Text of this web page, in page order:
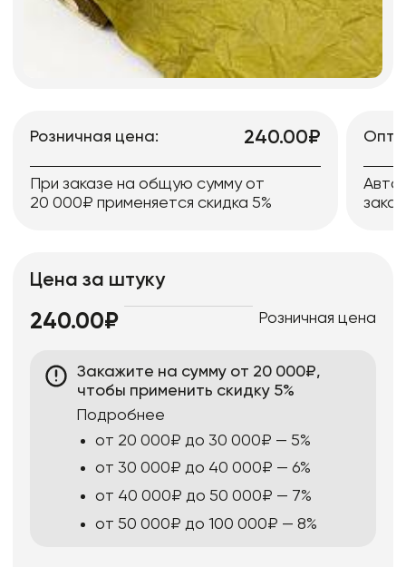
Розничная цена: 240.00₽
При заказе на общую сумму от
20 000₽ применяется скидка 5%
Цена за штуку
240.00₽ Розничная цена
Закажите на сумму от 20 000₽,
чтобы применить скидку 5%
Подробнее
от 20 000₽ до 30 000₽ — 5%
от 30 000₽ до 40 000₽ — 6%
от 40 000₽ до 50 000₽ — 7%
от 50 000₽ до 100 000₽ — 8%